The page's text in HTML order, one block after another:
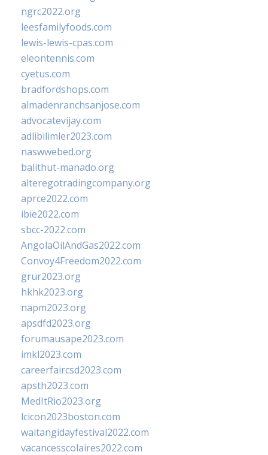
ngrc2022.org
leesfamilyfoods.com
lewis-lewis-cpas.com
eleontennis.com
cyetus.com
bradfordshops.com
almadenranchsanjose.com
advocatevijay.com
adlibilimler2023.com
naswwebed.org
balithut-manado.org
alteregotradingcompany.org
aprce2022.com
ibie2022.com
sbcc-2022.com
AngolaOilAndGas2022.com
Convoy4Freedom2022.com
grur2023.org
hkhk2023.org
napm2023.org
apsdfd2023.org
forumausape2023.com
imkl2023.com
careerfaircsd2023.com
apsth2023.com
MedItRio2023.org
lcicon2023boston.com
waitangidayfestival2022.com
vacancesscolaires2022.com